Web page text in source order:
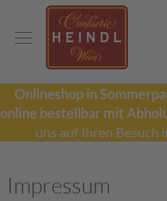
Onlineshop
D
a
S
h
o
l
Onlineshop in
online bestellbar mit
uns auf Ihren Besuch
Impressum